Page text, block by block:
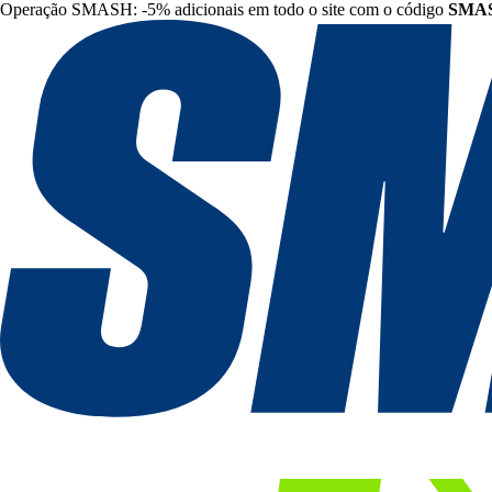
Operação SMASH: -5% adicionais em todo o site com o código